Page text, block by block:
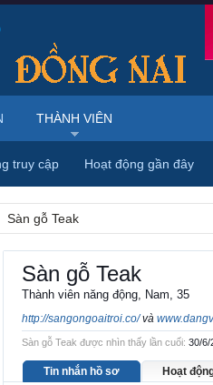
Sàn gỗ Teak
Sàn gỗ Teak
Thành viên năng động, Nam, 35
http://sangongoaitroi.co/và
Sàn gỗ Teak được nhìn thấy lần cuối: 30/6/
Tin nhắn hồ sơ Hoạt
THÀNH VIÊN
truy cập Hoạt động gần đây